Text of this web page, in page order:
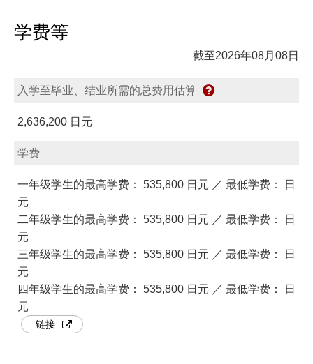
学费等
截至2026年08月08日
入学至毕业、结业所需的总费用估算
2,636,200 日元
学费
一年级学生的最高学费： 535,800 日元 ／ 最低学费： 日
元
二年级学生的最高学费： 535,800 日元 ／ 最低学费： 日
元
三年级学生的最高学费： 535,800 日元 ／ 最低学费： 日
元
四年级学生的最高学费： 535,800 日元 ／ 最低学费： 日
元
链接